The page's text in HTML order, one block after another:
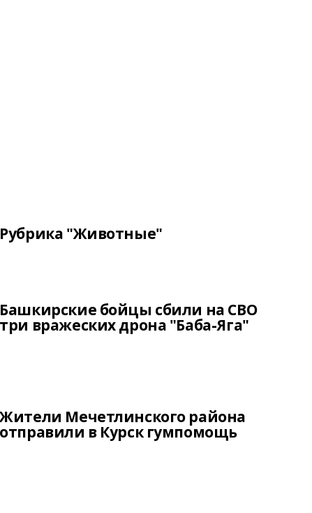
Рубрика "Животные"
Башкирские бойцы сбили на СВО
три вражеских дрона "Баба-Яга"
Жители Мечетлинского района
отправили в Курск гумпомощь